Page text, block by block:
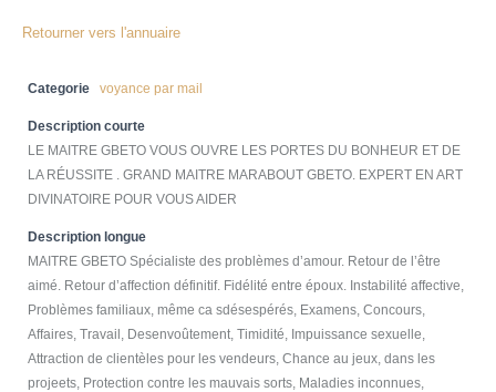
Retourner vers l'annuaire
Categorie voyance par mail
Description courte
LE MAITRE GBETO VOUS OUVRE LES PORTES DU BONHEUR ET DE
LA RÉUSSITE . GRAND MAITRE MARABOUT GBETO. EXPERT EN ART
DIVINATOIRE POUR VOUS AIDER
Description longue
MAITRE GBETO Spécialiste des problèmes d’amour. Retour de l’être
aimé. Retour d’affection définitif. Fidélité entre époux. Instabilité affective,
Problèmes familiaux, même ca sdésespérés, Examens, Concours,
Affaires, Travail, Desenvoûtement, Timidité, Impuissance sexuelle,
Attraction de clientèles pour les vendeurs, Chance au jeux, dans les
projeets, Protection contre les mauvais sorts, Maladies inconnues,